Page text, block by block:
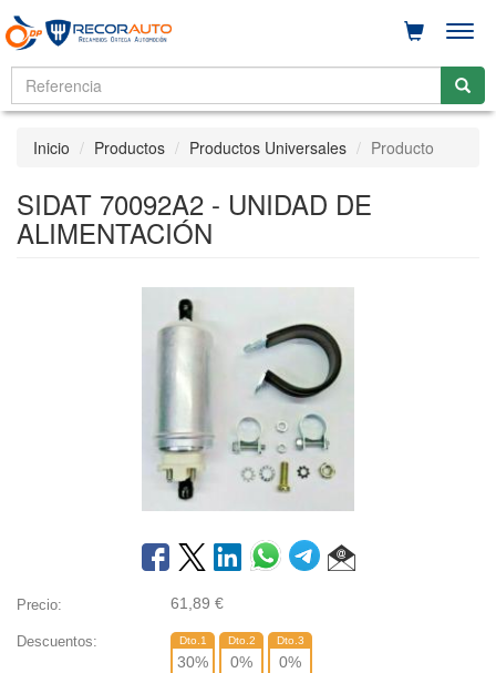
Inicio Productos Productos Universales Producto
SIDAT 70092A2 - UNIDAD DE
ALIMENTACIÓN
Precio: 61,89 €
Descuentos: Dto.1
30%
Dto.2
0%
Dto.3
0%